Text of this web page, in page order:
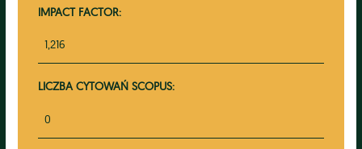
IMPACT FACTOR:
1,216
LICZBA CYTOWAŃ SCOPUS:
0